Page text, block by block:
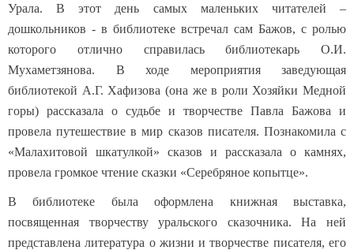
Урала. В этот день самых маленьких читателей –
дошкольников - в библиотеке встречал сам Бажов, с ролью
которого отлично справилась библиотекарь О.И.
Мухаметзянова. В ходе мероприятия заведующая
библиотекой А.Г. Хафизова (она же в роли Хозяйки Медной
горы) рассказала о судьбе и творчестве Павла Бажова и
провела путешествие в мир сказов писателя. Познакомила с
«Малахитовой шкатулкой» сказов и рассказала о камнях,
провела громкое чтение сказки «Серебряное копытце».
В библиотеке была оформлена книжная выставка,
посвященная творчеству уральского сказочника. На ней
представлена литература о жизни и творчестве писателя, его